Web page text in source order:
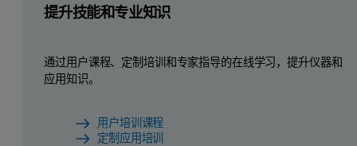
提升技能和专业知识
通过用户课程、定制培训和专家指导的在线学习，提升仪器和
应用知识。
用户培训课程
定制应用培训